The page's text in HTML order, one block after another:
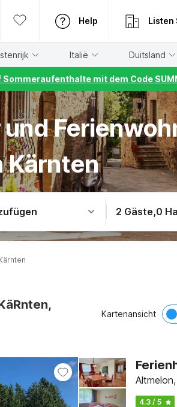
Help Listen
Italië Duitsland
Sommeraufenthalte mit dem Code
Kärnten
2 Gäste,0
Kartenansicht
4.3 / 5